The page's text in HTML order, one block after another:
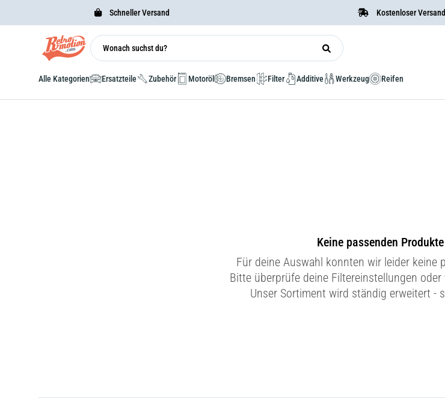
Schneller Versand Kostenloser Versand
Alle Kategorien Ersatzteile Zubehör Motoröl Bremsen Filter Additive Werkzeug Reifen
Keine passenden
Für deine Auswahl konnten wir leider keine
Bitte überprüfe deine Filtereinstellungen oder
Unser Sortiment wird ständig erweitert -